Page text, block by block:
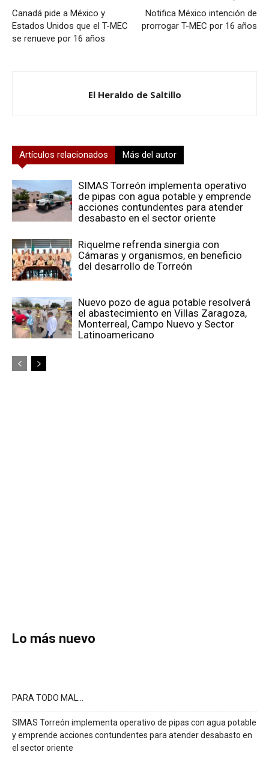
Canadá pide a México y
Estados Unidos que el T-MEC
se renueve por 16 años
Notifica México intención de
prorrogar T-MEC por 16 años
El Heraldo de Saltillo
Artículos relacionados Más del autor
SIMAS Torreón implementa operativo
de pipas con agua potable y emprende
acciones contundentes para atender
desabasto en el sector oriente
Riquelme refrenda sinergia con
Cámaras y organismos, en beneficio
del desarrollo de Torreón
Nuevo pozo de agua potable resolverá
el abastecimiento en Villas Zaragoza,
Monterreal, Campo Nuevo y Sector
Latinoamericano
Lo más nuevo
PARA TODO MAL…
SIMAS Torreón implementa operativo de pipas con agua potable
y emprende acciones contundentes para atender desabasto en
el sector oriente